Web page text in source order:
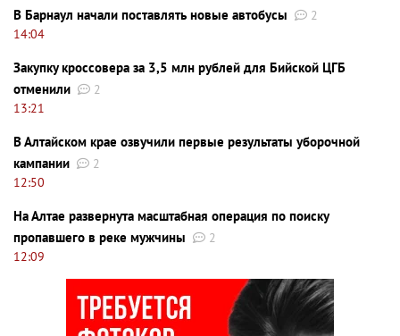
В Барнаул начали поставлять новые автобусы
2
14:04
Закупку кроссовера за 3,5 млн рублей для Бийской ЦГБ
отменили
2
13:21
В Алтайском крае озвучили первые результаты уборочной
кампании
2
12:50
На Алтае развернута масштабная операция по поиску
пропавшего в реке мужчины
2
12:09